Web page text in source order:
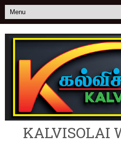
KALVISOLAI